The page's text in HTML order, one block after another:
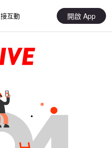
互動 開啟 App